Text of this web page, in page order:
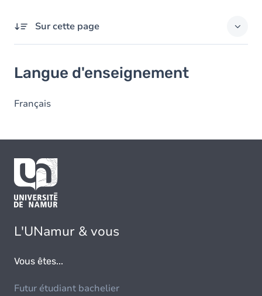
Sur cette page
Langue d'enseignement
Français
L'UNamur & vous
Vous êtes...
Futur étudiant bachelier